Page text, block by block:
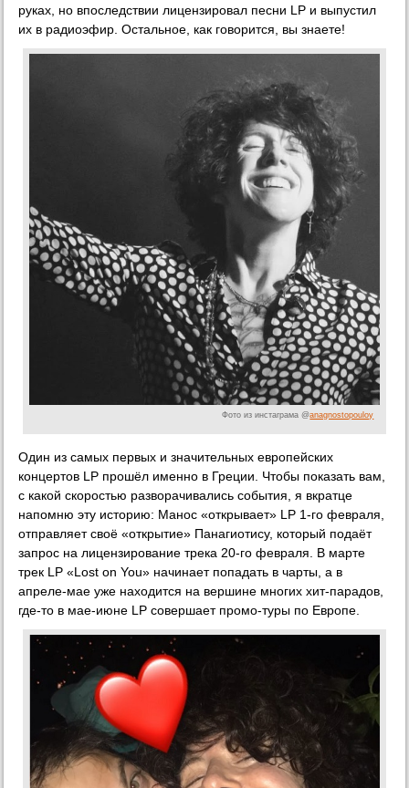
руках, но впоследствии лицензировал песни LP и выпустил
их в радиоэфир. Остальное, как говорится, вы знаете!
Фото из инстаграма @anagnostopouloy
Один из самых первых и значительных европейских
концертов LP прошёл именно в Греции. Чтобы показать вам,
с какой скоростью разворачивались события, я вкратце
напомню эту историю: Манос «открывает» LP 1-го февраля,
отправляет своё «открытие» Панагиотису, который подаёт
запрос на лицензирование трека 20-го февраля. В марте
трек LP «Lost on You» начинает попадать в чарты, а в
апреле-мае уже находится на вершине многих хит-парадов,
где-то в мае-июне LP совершает промо-туры по Европе.